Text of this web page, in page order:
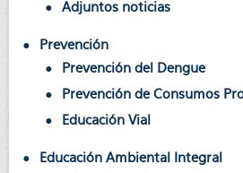
Adjuntos noticias
Prevención
Prevención del Dengue
Prevención de Consumos
Educación Vial
Educación Ambiental Integral